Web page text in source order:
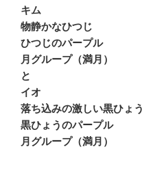
キム
物静かなひつじ
ひつじのパープル
月グループ（満月）
と
イオ
落ち込みの激しい黒ひょう
黒ひょうのパープル
月グループ（満月）